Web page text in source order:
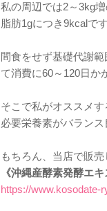
私の周辺では2～3kg
脂肪1gにつき9kcalで
間食をせず基礎代謝
て消費に60～120日か
そこで私がオススメ
必要栄養素がバラン
もちろん、当店で販
《沖縄産酵素発酵エ
https://www.kosodate-